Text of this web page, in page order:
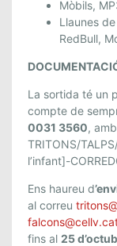
Mòbils,
Llaunes
RedBull,
La sortida té un
compte de
0031 3560,
TRITONS/
l’infant]-
Ens haureu d
al correu
fins al 25